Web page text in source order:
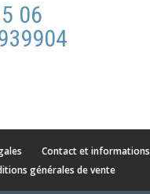
06
Contact et informations
générales de vente